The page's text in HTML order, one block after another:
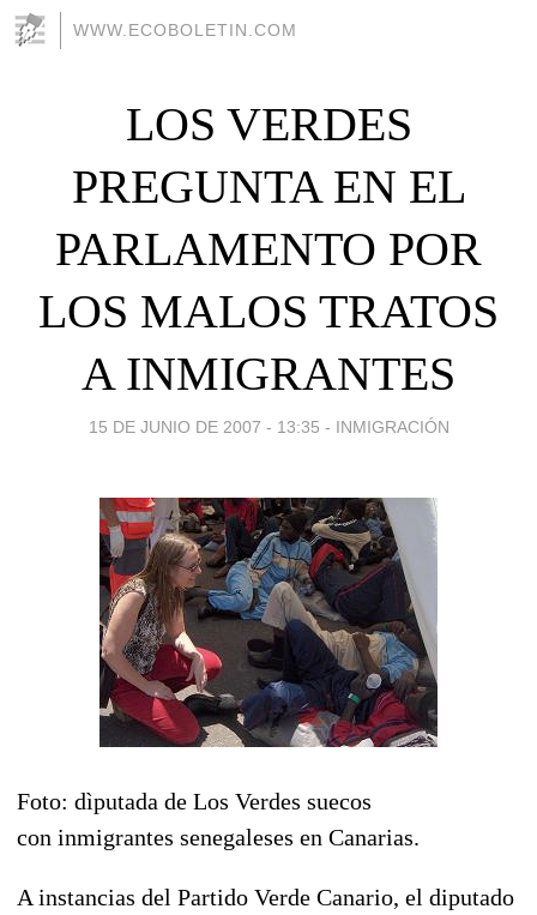
WWW.ECOBOLETIN.COM
LOS VERDES
PREGUNTA EN EL
PARLAMENTO POR
LOS MALOS TRATOS
A INMIGRANTES
15 DE JUNIO DE 2007 - 13:35 - INMIGRACIÓN
Foto: dìputada de Los Verdes suecos
con inmigrantes senegaleses en Canarias.
A instancias del Partido Verde Canario, el diputado